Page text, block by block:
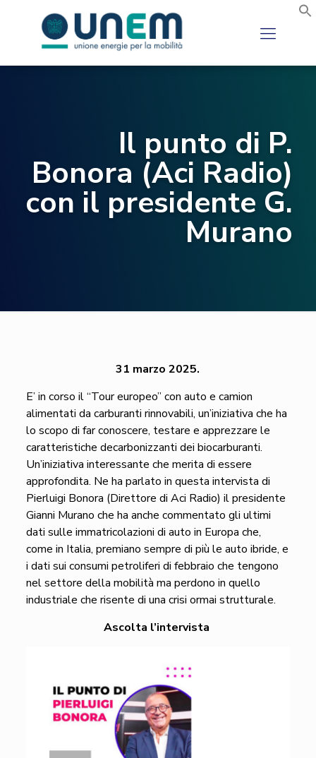
Il punto di P.
Bonora (Aci Radio)
con il presidente G.
Murano
31 marzo 2025.
E’ in corso il “Tour europeo” con auto e camion
alimentati da carburanti rinnovabili, un’iniziativa che ha
lo scopo di far conoscere, testare e apprezzare le
caratteristiche decarbonizzanti dei biocarburanti.
Un’iniziativa interessante che merita di essere
approfondita. Ne ha parlato in questa intervista di
Pierluigi Bonora (Direttore di Aci Radio) il presidente
Gianni Murano che ha anche commentato gli ultimi
dati sulle immatricolazioni di auto in Europa che,
come in Italia, premiano sempre di più le auto ibride, e
i dati sui consumi petroliferi di febbraio che tengono
nel settore della mobilità ma perdono in quello
industriale che risente di una crisi ormai strutturale.
Ascolta l’intervista